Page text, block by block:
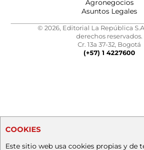
Agronegocios
Asuntos Legales
© 2026, Editorial La República
derechos reservados.
Cr. 13a 37-32, Bogotá
(+57) 1 4227600
COOKIES
Este sitio web usa cookies propias y de